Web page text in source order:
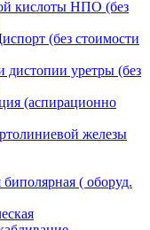
кислоты НПО (без
(без стоимости
дистопии уретры (без
(аспирационно
железы
биполярная ( оборуд.